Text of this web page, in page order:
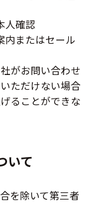
人確認
内またはセール
がお問い合わせ
ただけない場合
ることができな
いて
を除いて第三者